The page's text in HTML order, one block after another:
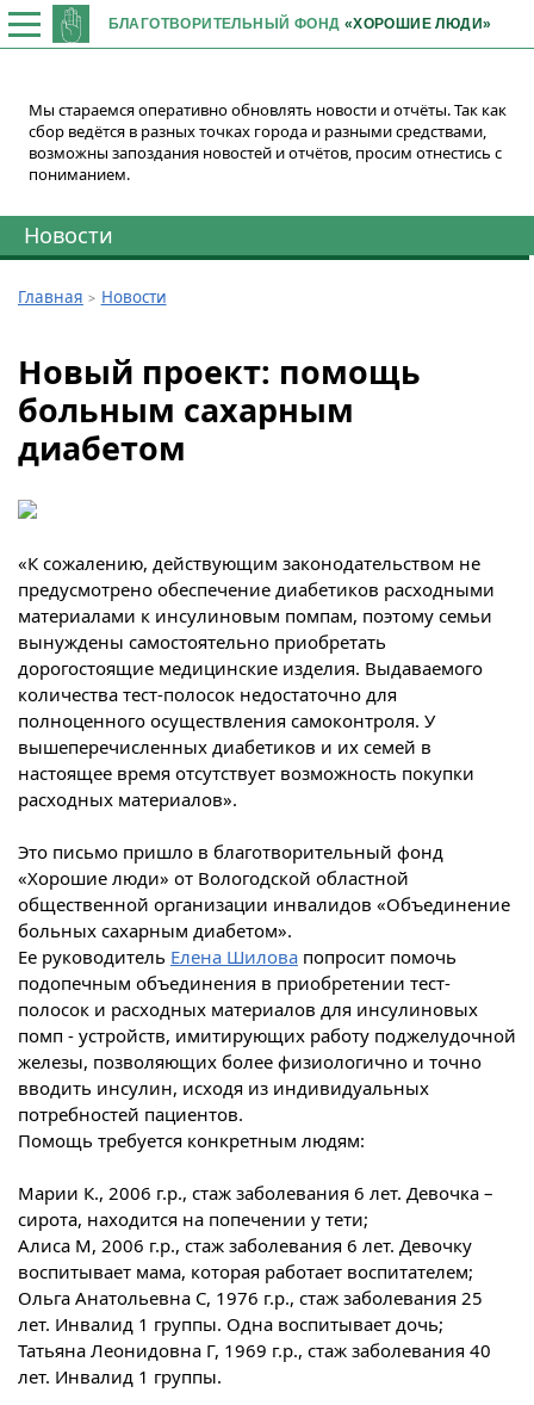
БЛАГОТВОРИТЕЛЬНЫЙ ФОНД «ХОРОШИЕ ЛЮДИ»
Мы стараемся оперативно обновлять новости и отчёты. Так как
сбор ведётся в разных точках города и разными средствами,
возможны запоздания новостей и отчётов, просим отнестись с
пониманием.
Новости
Главная Новости
Новый проект: помощь
больным сахарным
диабетом
«К сожалению, действующим законодательством не
предусмотрено обеспечение диабетиков расходными
материалами к инсулиновым помпам, поэтому семьи
вынуждены самостоятельно приобретать
дорогостоящие медицинские изделия. Выдаваемого
количества тест-полосок недостаточно для
полноценного осуществления самоконтроля. У
вышеперечисленных диабетиков и их семей в
настоящее время отсутствует возможность покупки
расходных материалов».
Это письмо пришло в благотворительный фонд
«Хорошие люди» от Вологодской областной
общественной организации инвалидов «Объединение
больных сахарным диабетом».
Ее руководитель Елена Шиловапопросит помочь
подопечным объединения в приобретении тест-
полосок и расходных материалов для инсулиновых
помп - устройств, имитирующих работу поджелудочной
железы, позволяющих более физиологично и точно
вводить инсулин, исходя из индивидуальных
потребностей пациентов.
Помощь требуется конкретным людям:
Марии К., 2006 г.р., стаж заболевания 6 лет. Девочка –
сирота, находится на попечении у тети;
Алиса М, 2006 г.р., стаж заболевания 6 лет. Девочку
воспитывает мама, которая работает воспитателем;
Ольга Анатольевна С, 1976 г.р., стаж заболевания 25
лет. Инвалид 1 группы. Одна воспитывает дочь;
Татьяна Леонидовна Г, 1969 г.р., стаж заболевания 40
лет. Инвалид 1 группы.